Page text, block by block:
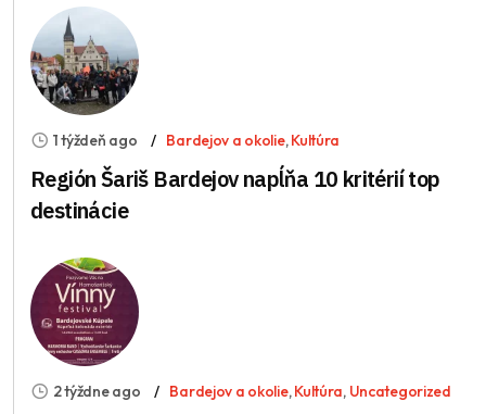
1 týždeň ago Bardejov a okolie,Kultúra
Región Šariš Bardejov napĺňa 10 kritérií top
destinácie
2 týždne ago Bardejov a okolie,Kultúra, Uncategorized